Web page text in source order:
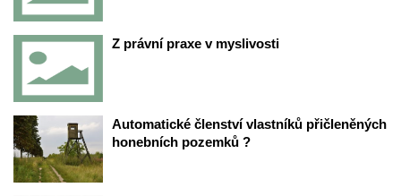
Z právní praxe v myslivosti
Automatické členství vlastníků přičleněných
honebních pozemků ?